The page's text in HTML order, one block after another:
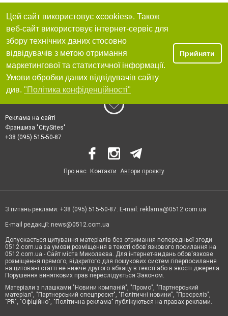
Цей сайт використовує «cookies». Також
веб-сайт використовує інтернет-сервіс для
збору технічних даних стосовно
відвідувачів з метою отримання
маркетингової та статистичної інформації.
Умови обробки даних відвідувачів сайту
див. "Політика конфіденційності"
Прийняти
Реклама на сайті
Франшиза "CitySites"
+38 (095) 515-50-87
Про нас Контакти Автори проєкту
З питань реклами: +38 (095) 515-50-87. E-mail: reklama@0512.com.ua
E-mail редакції: news@0512.com.ua
Допускається цитування матеріалів без отримання попередньої згоди
0512.com.ua за умови розміщення в тексті обов'язкового посилання на
0512.com.ua - Сайт міста Миколаєва. Для інтернет-видань обов'язкове
розміщення прямого, відкритого для пошукових систем гіперпосилання
на цитовані статті не нижче другого абзацу в тексті або в якості джерела.
Порушення виняткових прав переслідується Законом.
Матеріали з плашками "Новини компаній", "Промо", "Партнерський
матеріал", "Партнерський спецпроєкт", "Політичні новини", "Пресреліз",
"PR", "Офіційно", "Політична реклама" публікуються на правах реклами.